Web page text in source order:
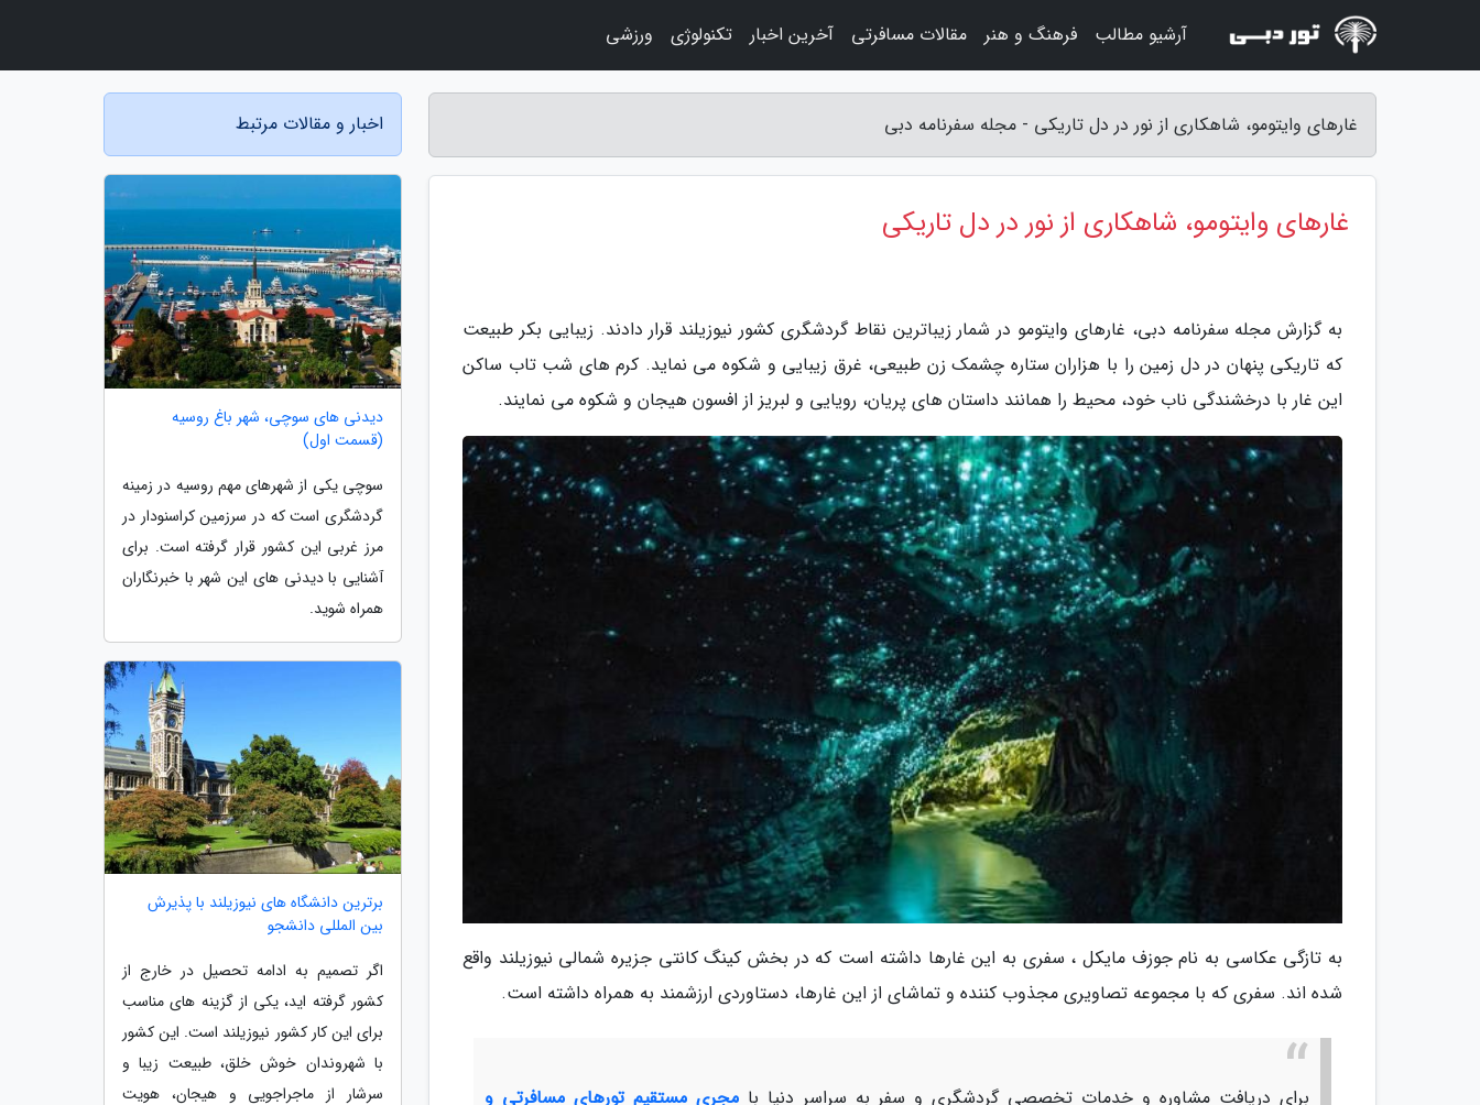
غارهای وایتومو، شاهکاری از نور در دل تاریکی - مجله سفرنامه دبی
غارهای وایتومو، شاهکاری از نور در دل تاریکی
به گزارش مجله سفرنامه دبی، غارهای وایتومو در شمار زیباترین نقاط گردشگری کشور نیوزیلند قرار دادند. زیبایی بکر طبیعت
که تاریکی پنهان در دل زمین را با هزاران ستاره چشمک زن طبیعی، غرق زیبایی و شکوه می نماید. کرم های شب تاب ساکن
این غار با درخشندگی ناب خود، محیط را همانند داستان های پریان، رویایی و لبریز از افسون هیجان و شکوه می نمایند.
به تازگی عکاسی به نام جوزف مایکل ، سفری به این غارها داشته است که در بخش کینگ کانتی جزیره شمالی نیوزیلند واقع
شده اند. سفری که با مجموعه تصاویری مجذوب کننده و تماشای از این غارها، دستاوردی ارزشمند به همراه داشته است.
برای دریافت مشاوره و خدمات تخصصی گردشگری و سفر به سراسر دنیا بامجری مستقیم تورهای مسافرتی و
اخبار و مقالات مرتبط
دیدنی های سوچی، شهر باغ روسیه
(قسمت اول)
سوچی یکی از شهرهای مهم روسیه در زمینه
گردشگری است که در سرزمین کراسنودار در
مرز غربی این کشور قرار گرفته است. برای
آشنایی با دیدنی های این شهر با خبرنگاران
همراه شوید.
برترین دانشگاه های نیوزیلند با پذیرش
بین المللی دانشجو
اگر تصمیم به ادامه تحصیل در خارج از
کشور گرفته اید، یکی از گزینه های مناسب
برای این کار کشور نیوزیلند است. این کشور
با شهروندان خوش خلق، طبیعت زیبا و
سرشار از ماجراجویی و هیجان، هویت
آرشیو مطالب فرهنگ و هنر مقالات مسافرتی آخرین اخبار تکنولوژی ورزشی